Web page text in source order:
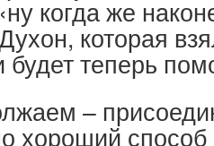
когда же
которая
теперь
–
хороший